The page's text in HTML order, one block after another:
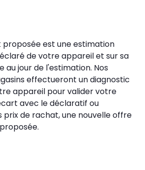
est une estimation
de votre appareil et sur sa
au jour de l'estimation. Nos
effectueront un diagnostic
appareil pour valider votre
avec le déclaratif ou
prix de rachat, une nouvelle offre